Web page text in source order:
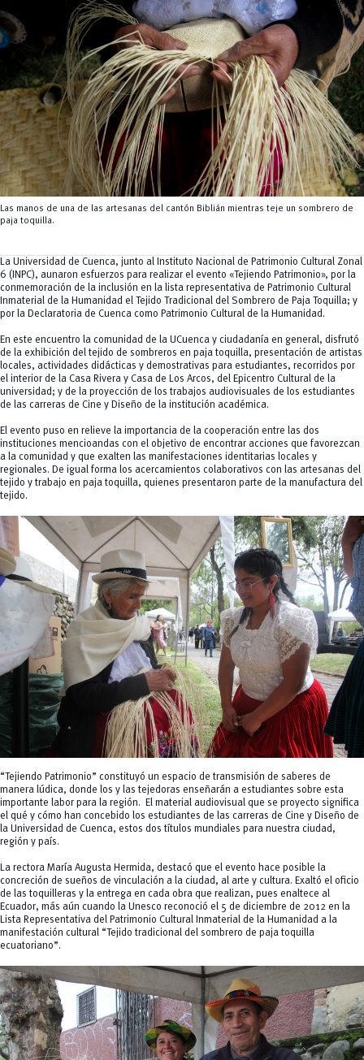
y Agropecuarias
MOVERU
Posgrados
Radio Universitaria
Sostenibilidad
Vinculación
Las manos de una de las artesanas del cantón Biblián mientras teje un sombrero de
paja toquilla.
La Universidad de Cuenca, junto al Instituto Nacional de Patrimonio Cultural Zonal
6 (INPC), aunaron esfuerzos para realizar el evento «Tejiendo Patrimonio», por la
conmemoración de la inclusión en la lista representativa de Patrimonio Cultural
Inmaterial de la Humanidad el Tejido Tradicional del Sombrero de Paja Toquilla; y
por la Declaratoria de Cuenca como Patrimonio Cultural de la Humanidad.
En este encuentro la comunidad de la UCuenca y ciudadanía en general, disfrutó
de la exhibición del tejido de sombreros en paja toquilla, presentación de artistas
locales, actividades didácticas y demostrativas para estudiantes, recorridos por
el interior de la Casa Rivera y Casa de Los Arcos, del Epicentro Cultural de la
universidad; y de la proyección de los trabajos audiovisuales de los estudiantes
de las carreras de Cine y Diseño de la institución académica.
El evento puso en relieve la importancia de la cooperación entre las dos
instituciones mencioandas con el objetivo de encontrar acciones que favorezcan
a la comunidad y que exalten las manifestaciones identitarias locales y
regionales. De igual forma los acercamientos colaborativos con las artesanas del
tejido y trabajo en paja toquilla, quienes presentaron parte de la manufactura del
tejido.
“Tejiendo Patrimonio” constituyó un espacio de transmisión de saberes de
manera lúdica, donde los y las tejedoras enseñarán a estudiantes sobre esta
importante labor para la región. El material audiovisual que se proyecto significa
el qué y cómo han concebido los estudiantes de las carreras de Cine y Diseño de
la Universidad de Cuenca, estos dos títulos mundiales para nuestra ciudad,
región y país.
La rectora María Augusta Hermida, destacó que el evento hace posible la
concreción de sueños de vinculación a la ciudad, al arte y cultura. Exaltó el oficio
de las toquilleras y la entrega en cada obra que realizan, pues enaltece al
Ecuador, más aún cuando la Unesco reconoció el 5 de diciembre de 2012 en la
Lista Representativa del Patrimonio Cultural Inmaterial de la Humanidad a la
manifestación cultural “Tejido tradicional del sombrero de paja toquilla
ecuatoriano”.